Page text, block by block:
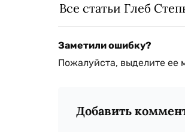
Все статьи Глеб
Заметили ошибку?
Пожалуйста, выделите
Добавить